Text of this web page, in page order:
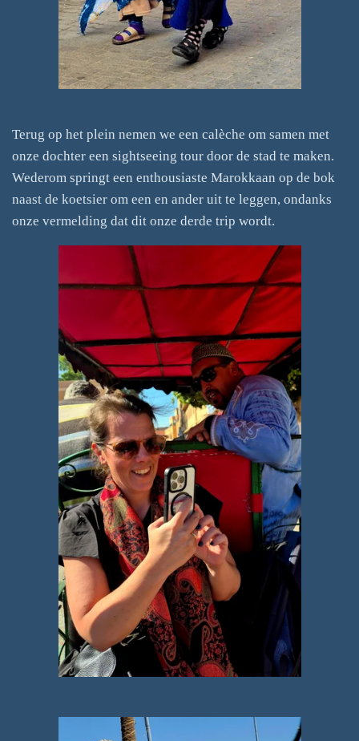
Terug op het plein nemen we een calèche om samen met
onze dochter een sightseeing tour door de stad te maken.
Wederom springt een enthousiaste Marokkaan op de bok
naast de koetsier om een en ander uit te leggen, ondanks
onze vermelding dat dit onze derde trip wordt.